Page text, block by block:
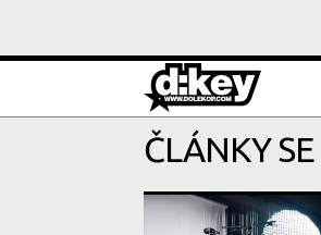
ČLÁNKY